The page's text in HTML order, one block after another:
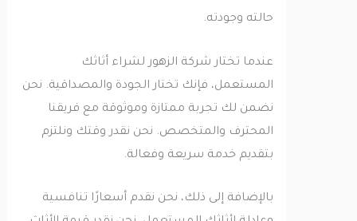
حالته وجودته.
عندما تختار شركة الزهور لشراء أثاثك
المستعمل، فإنك تختار الجودة والمصداقية. نحن
نضمن لك تجربة ممتازة وموثوقة مع فريقنا
المحترف والمتخصص. نحن نقدر وقتك ونلتزم
بتقديم خدمة سريعة وفعالة.
بالإضافة إلى ذلك، نحن نقدم أسعارًا تنافسية